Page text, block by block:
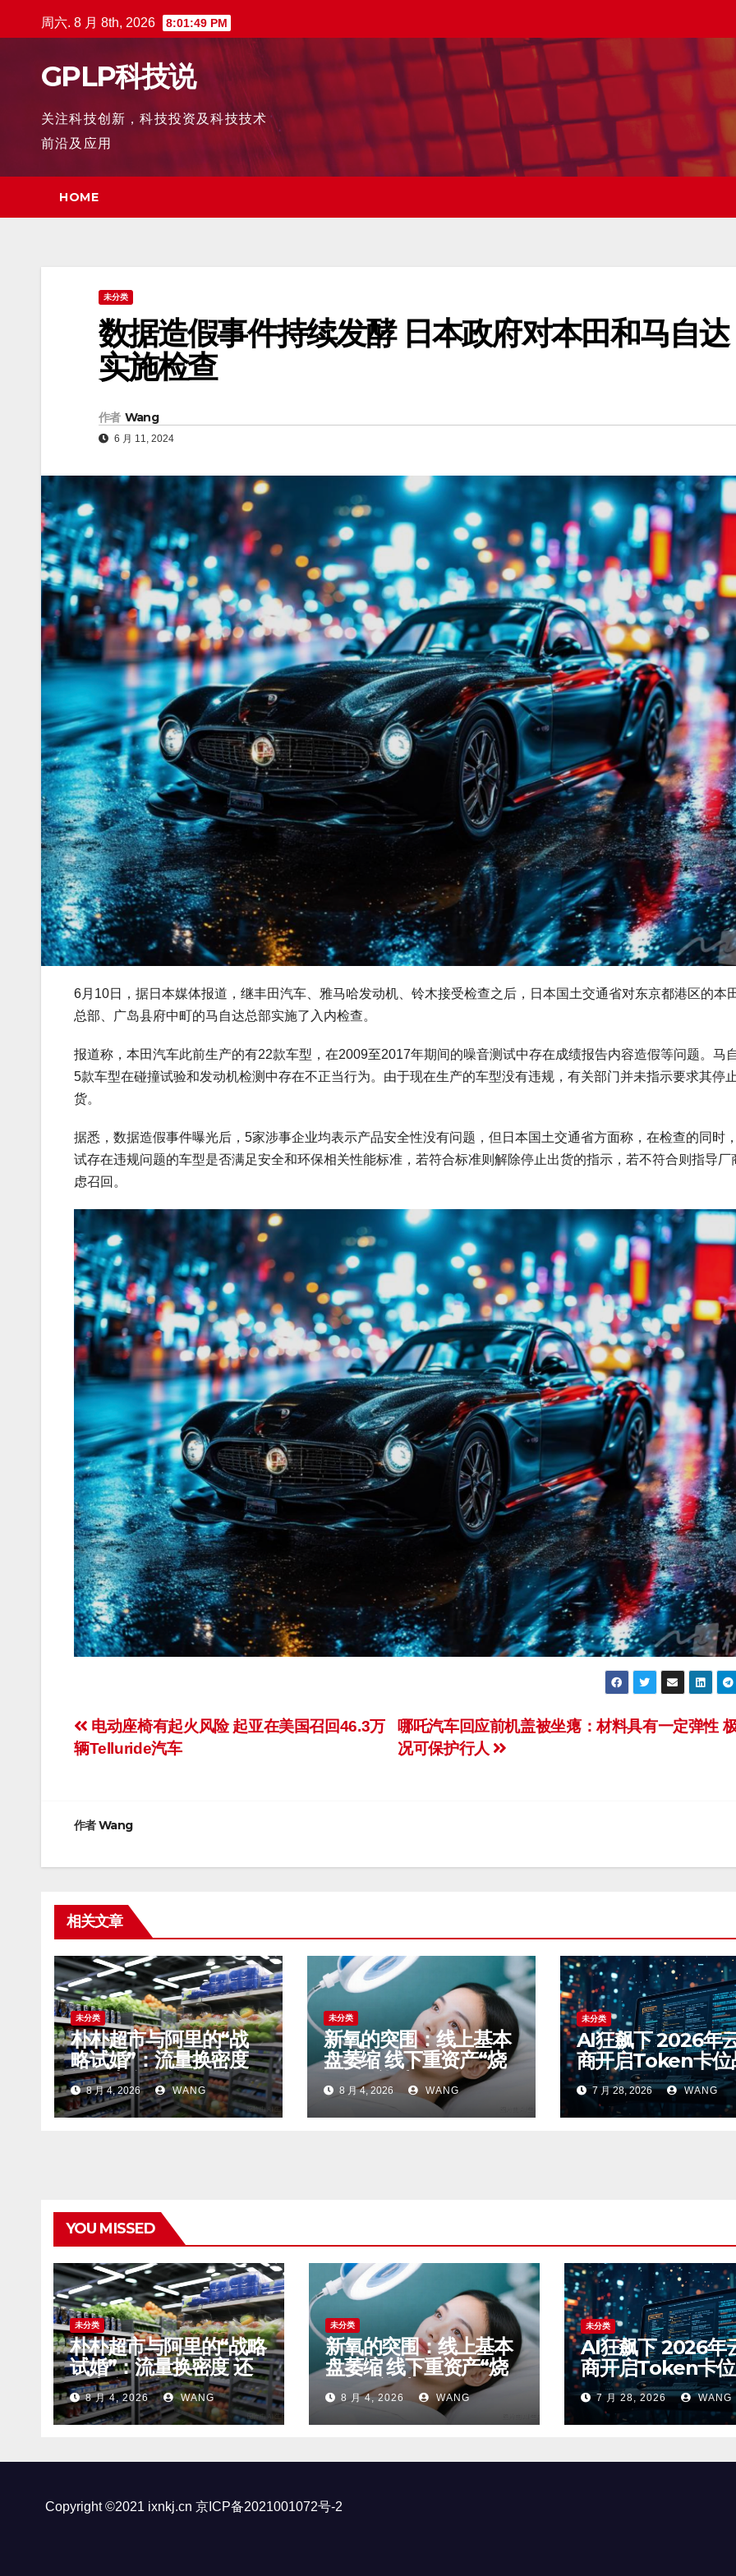
至
周六. 8 月 8th, 2026 8:01:50 PM
GPLP科技说
关注科技创新，科技投资及科技技术
前沿及应用
HOME
未分类
数据造假事件持续发酵 日本政府对本田和马自达
实施检查
作者 Wang
6 月 11, 2024
6月10日，据日本媒体报道，继丰田汽车、雅马哈发动机、铃木接受检查之后，日本国土交通省对东京都港区的本
总部、广岛县府中町的马自达总部实施了入内检查。
报道称，本田汽车此前生产的有22款车型，在2009至2017年期间的噪音测试中存在成绩报告内容造假等问题。马
5款车型在碰撞试验和发动机检测中存在不正当行为。由于现在生产的车型没有违规，有关部门并未指示要求其停
货。
据悉，数据造假事件曝光后，5家涉事企业均表示产品安全性没有问题，但日本国土交通省方面称，在检查的同时
试存在违规问题的车型是否满足安全和环保相关性能标准，若符合标准则解除停止出货的指示，若不符合则指导厂
虑召回。
文
章
航
哪吒汽车回应前机盖被坐瘪：材料具有一定弹性
况可保护行人
电动座椅有起火风险 起亚在美国召回46.3万
辆Telluride汽车
作者Wang
相关文章
未分类
朴朴超市与阿里的“战
略试婚”：流量换密度
还是卖身的前奏？
8 月 4, 2026 WANG
未分类
新氧的突围：线上基本
盘萎缩 线下重资产“烧
钱” AI能破局吗？
8 月 4, 2026 WANG
未分类
AI狂飙下 2026年
商开启Token卡位
7 月 28, 2026 WANG
YOU MISSED
未分类
朴朴超市与阿里的“战略
试婚”：流量换密度 还
是卖身的前奏？
8 月 4, 2026 WANG
未分类
新氧的突围：线上基本
盘萎缩 线下重资产“烧
钱” AI能破局吗？
8 月 4, 2026 WANG
未分类
AI狂飙下 2026年
商开启Token卡
7 月 28, 2026 WANG
Copyright ©2021 ixnkj.cn 京ICP备2021001072号-2